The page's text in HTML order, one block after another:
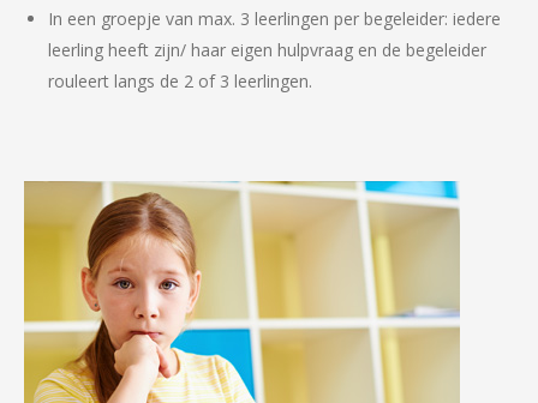
In een groepje van max. 3 leerlingen per begeleider: iedere
leerling heeft zijn/ haar eigen hulpvraag en de begeleider
rouleert langs de 2 of 3 leerlingen.